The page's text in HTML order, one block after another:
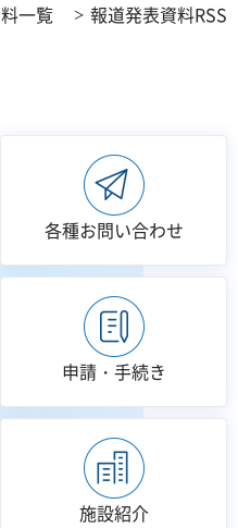
一覧 報道発表資料RSS
各種お問い合わせ
申請・手続き
施設紹介